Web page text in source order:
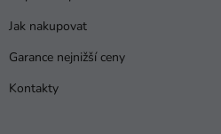
Jak nakupovat
Garance nejnižší ceny
Kontakty